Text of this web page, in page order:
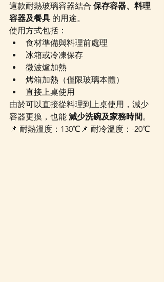
這款耐熱玻璃容器結合 保存容器、料理
容器及餐具 的用途。
使用方式包括：
食材準備與料理前處理
冰箱或冷凍保存
微波爐加熱
烤箱加熱（僅限玻璃本體）
直接上桌使用
由於可以直接從料理到上桌使用，減少
容器更換，也能 減少洗碗及家務時間 。
📌 耐熱溫度：130℃📌 耐冷溫度：-20℃